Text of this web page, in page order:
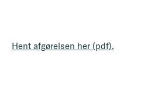
Hent afgørelsen her (pdf).